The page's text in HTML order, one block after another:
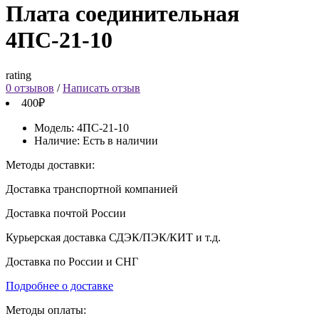
Плата соединительная
4ПС-21-10
rating
0 отзывов /Написать отзыв
400₽
Модель: 4ПС-21-10
Наличие: Есть в наличии
Методы доставки:
Доставка транспортной компанией
Доставка почтой России
Курьерская доставка СДЭК/ПЭК/КИТ и т.д.
Доставка по России и СНГ
Подробнее о доставке
Методы оплаты: